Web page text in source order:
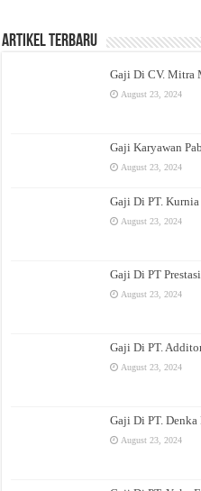
Artikel Terbaru
Gaji Di CV. Mitra
August 23, 2024
Gaji Karyawan
August 23, 2024
Gaji Di PT.
August 23, 2024
Gaji Di PT
August 23, 2024
Gaji Di PT.
August 23, 2024
Gaji Di PT. Denka
August 23, 2024